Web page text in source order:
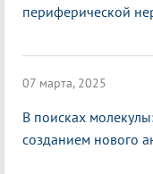
периферической
07 марта, 2025
В поисках
созданием нового